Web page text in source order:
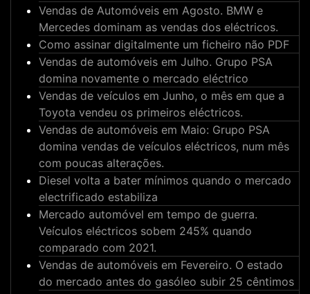
Vendas de Automóveis em Agosto. BMW e
Mercedes dominam as vendas dos eléctricos.
Como assinar digitalmente um ficheiro não PDF
Vendas de automóveis em Julho. Grupo PSA
domina novamente o mercado eléctrico
Vendas de veículos em Junho, o mês em que a
Toyota vendeu os primeiros eléctricos.
Vendas de automóveis em Maio: Grupo PSA
domina vendas de veículos eléctricos, num mês
com poucas alterações.
Diesel volta a bater mínimos quando o mercado
electrificado estabiliza
Mercado automóvel em tempo de guerra.
Veículos eléctricos sobem 245% quando
comparado com 2021.
Vendas de automóveis em Fevereiro. O estado
do mercado antes do gasóleo subir 25 cêntimos